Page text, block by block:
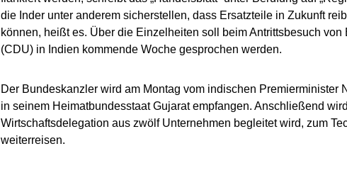
die Inder unter anderem sicherstellen, dass Ersatzteile in Zukunft
können, heißt es. Über die Einzelheiten soll beim Antrittsbesuch
(CDU) in Indien kommende Woche gesprochen werden.
Der Bundeskanzler wird am Montag vom indischen Premierminister
in seinem Heimatbundesstaat Gujarat empfangen. Anschließend
Wirtschaftsdelegation aus zwölf Unternehmen begleitet wird, zum
weiterreisen.